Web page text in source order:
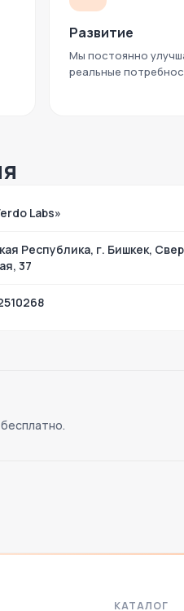
Развитие
Мы постоянно
реальные
Labs»
Республика, г. Бишкек,
37
КАТАЛОГ